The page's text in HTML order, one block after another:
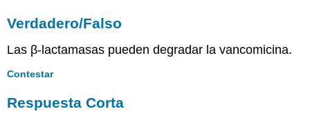
Verdadero/Falso
Las β-lactamasas pueden degradar la vancomicina.
Contestar
Respuesta Corta